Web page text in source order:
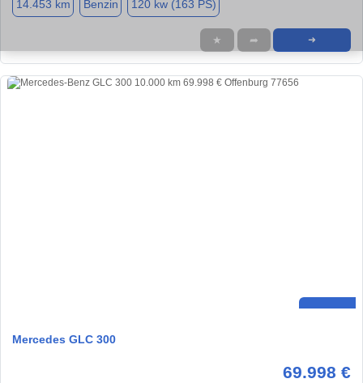
14.453 km Benzin 120 kw (163 PS)
★ ➦ ➜
Mercedes GLC 300
69.998 €